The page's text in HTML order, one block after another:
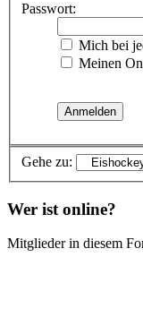
Passwort:
Mich bei
Meinen
Gehe zu:
Wer ist online?
Mitglieder in diesem